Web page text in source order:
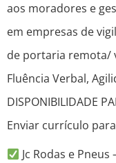
aos moradores e
em empresas de
de portaria remota/
Fluência Verbal,
DISPONIBILIDADE
Enviar currículo
Jc Rodas e